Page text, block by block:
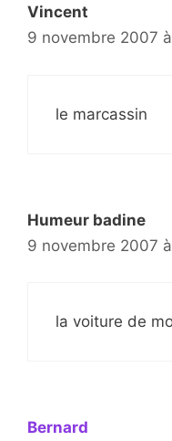
Vincent
9 novembre 2007
le marcassin
Humeur badine
9 novembre 2007
la voiture de
Bernard